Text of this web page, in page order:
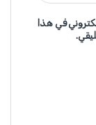
في هذا